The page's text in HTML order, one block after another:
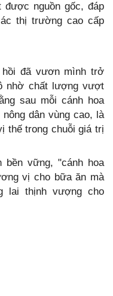
nguồn gốc, đáp
thị trường cao cấp
đã vươn mình trở
nhờ chất lượng vượt
sau mỗi cánh hoa
dân vùng cao, là
thế trong chuỗi giá trị
bền vững, "cánh hoa
vị cho bữa ăn mà
lai thịnh vượng cho